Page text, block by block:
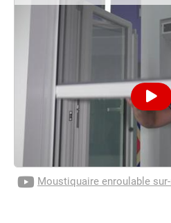
Moustiquaire enroulable